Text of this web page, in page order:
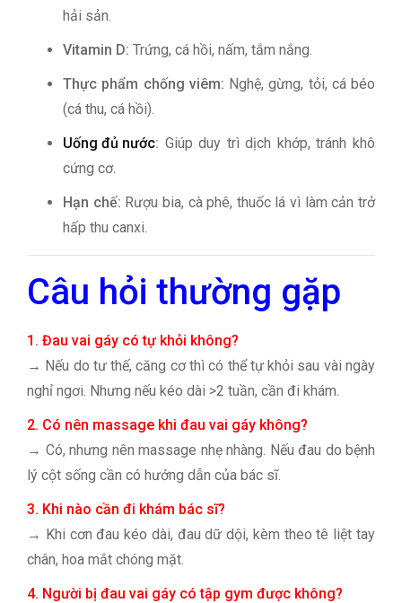
hải sản.
Vitamin D: Trứng, cá hồi, nấm, tắm nắng.
Thực phẩm chống viêm: Nghệ, gừng, tỏi, cá béo
(cá thu, cá hồi).
Uống đủ nước: Giúp duy trì dịch khớp, tránh khô
cứng cơ.
Hạn chế: Rượu bia, cà phê, thuốc lá vì làm cản trở
hấp thu canxi.
Câu hỏi thường gặp
1. Đau vai gáy có tự khỏi không?
→ Nếu do tư thế, căng cơ thì có thể tự khỏi sau vài ngày
nghỉ ngơi. Nhưng nếu kéo dài >2 tuần, cần đi khám.
2. Có nên massage khi đau vai gáy không?
→ Có, nhưng nên massage nhẹ nhàng. Nếu đau do bệnh
lý cột sống cần có hướng dẫn của bác sĩ.
3. Khi nào cần đi khám bác sĩ?
→ Khi cơn đau kéo dài, đau dữ dội, kèm theo tê liệt tay
chân, hoa mắt chóng mặt.
4. Người bị đau vai gáy có tập gym được không?